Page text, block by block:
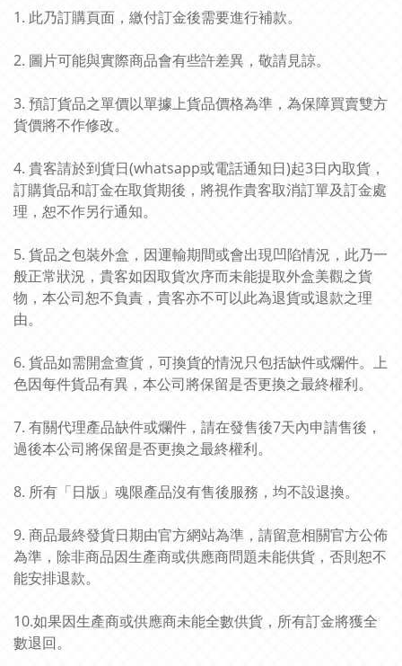
1. 此乃訂購頁面，繳付訂金後需要進行補款。
2. 圖片可能與實際商品會有些許差異，敬請見諒。
3. 預訂貨品之單價以單據上貨品價格為準，為保障買賣雙方
貨價將不作修改。
4. 貴客請於到貨日(whatsapp或電話通知日)起3日內取貨，
訂購貨品和訂金在取貨期後，將視作貴客取消訂單及訂金處
理，恕不作另行通知。
5. 貨品之包裝外盒，因運輸期間或會出現凹陷情況，此乃一
般正常狀況，貴客如因取貨次序而未能提取外盒美觀之貨
物，本公司恕不負責，貴客亦不可以此為退貨或退款之理
由。
6. 貨品如需開盒查貨，可換貨的情況只包括缺件或爛件。上
色因每件貨品有異，本公司將保留是否更換之最終權利。
7. 有關代理產品缺件或爛件，請在發售後7天內申請售後，
過後本公司將保留是否更換之最終權利。
8. 所有「日版」魂限產品沒有售後服務，均不設退換。
9. 商品最終發貨日期由官方網站為準，請留意相關官方公佈
為準，除非商品因生產商或供應商問題未能供貨，否則恕不
能安排退款。
10.如果因生產商或供應商未能全數供貨，所有訂金將獲全
數退回。